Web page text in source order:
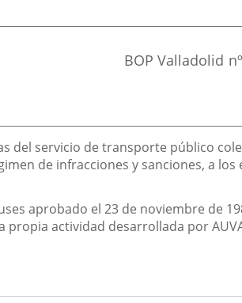
boletin
BOP Valladolid nº
del servicio de transporte público
de infracciones y sanciones, a
aprobado el 23 de noviembre de
actividad desarrollada por